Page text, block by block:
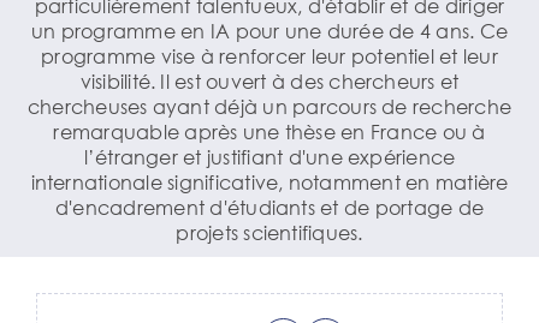
particulièrement talentueux, d'établir et de diriger
un programme en IA pour une durée de 4 ans. Ce
programme vise à renforcer leur potentiel et leur
visibilité. Il est ouvert à des chercheurs et
chercheuses ayant déjà un parcours de recherche
remarquable après une thèse en France ou à
l’étranger et justifiant d'une expérience
internationale significative, notamment en matière
d'encadrement d'étudiants et de portage de
projets scientifiques.